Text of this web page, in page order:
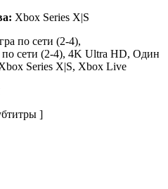
Xbox Series X|S
по сети (2-4),
по сети (2-4), 4K Ultra HD, Один
Series X|S, Xbox Live
]